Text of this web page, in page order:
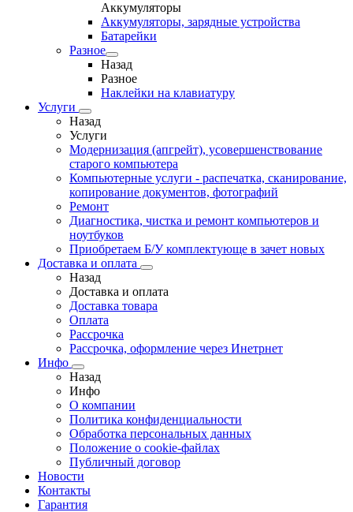
Аккумуляторы
Аккумуляторы, зарядные устройства
Батарейки
Разное
Назад
Разное
Наклейки на клавиатуру
Услуги
Назад
Услуги
Модернизация (апгрейт), усовершенствование
старого компьютера
Компьютерные услуги - распечатка, сканирование,
копирование документов, фотографий
Ремонт
Диагностика, чистка и ремонт компьютеров и
ноутбуков
Приобретаем Б/У комплектующе в зачет новых
Доставка и оплата
Назад
Доставка и оплата
Доставка товара
Оплата
Рассрочка
Рассрочка, оформление через Инетрнет
Инфо
Назад
Инфо
О компании
Политика конфиденциальности
Обработка персональных данных
Положение о cookie-файлах
Публичный договор
Новости
Контакты
Гарантия